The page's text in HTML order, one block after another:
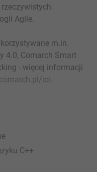
Agile.
m.in.
4.0, Comarch Smart
- więcej informacji
iot-
C++